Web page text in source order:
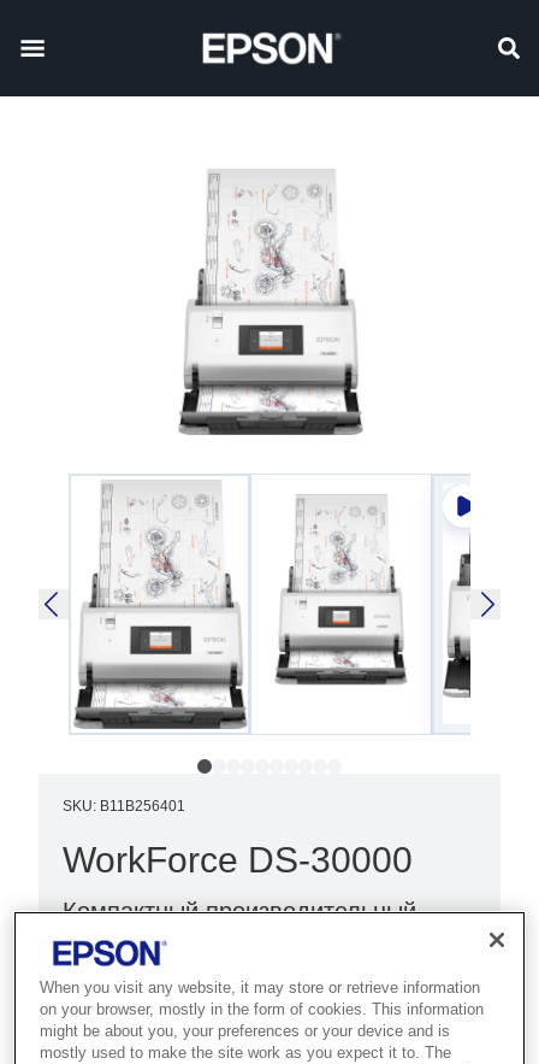
SKU: B11B256401
WorkForce DS-30000
Компактный производительный
потоковый сканер формата А3 со
скоростью работы до 70 страниц в
минуту и усовершенствованной
технологией защиты бумаги и
When you visit any website, it may store or retrieve information
on your browser, mostly in the form of cookies. This information
might be about you, your preferences or your device and is
mostly used to make the site work as you expect it to. The